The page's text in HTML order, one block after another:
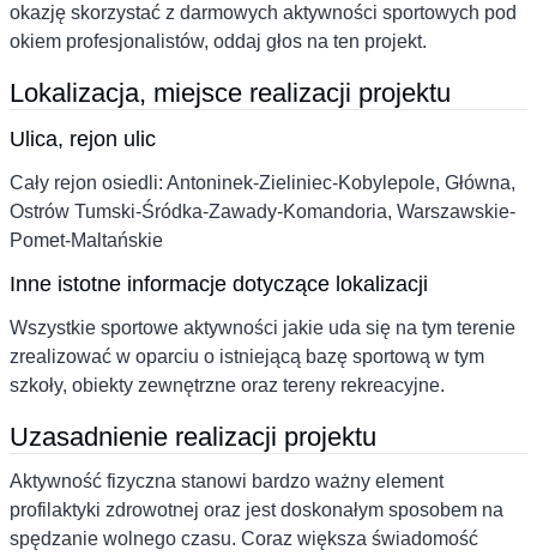
okazję skorzystać z darmowych aktywności sportowych pod
okiem profesjonalistów, oddaj głos na ten projekt.
Lokalizacja, miejsce realizacji projektu
Ulica, rejon ulic
Cały rejon osiedli: Antoninek-Zieliniec-Kobylepole, Główna,
Ostrów Tumski-Śródka-Zawady-Komandoria, Warszawskie-
Pomet-Maltańskie
Inne istotne informacje dotyczące lokalizacji
Wszystkie sportowe aktywności jakie uda się na tym terenie
zrealizować w oparciu o istniejącą bazę sportową w tym
szkoły, obiekty zewnętrzne oraz tereny rekreacyjne.
Uzasadnienie realizacji projektu
Aktywność fizyczna stanowi bardzo ważny element
profilaktyki zdrowotnej oraz jest doskonałym sposobem na
spędzanie wolnego czasu. Coraz większa świadomość